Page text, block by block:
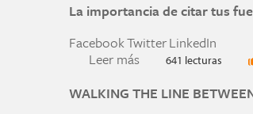
La importancia de citar tus
FacebookTwitterLinkedIn
Leer más sobre La
641 lecturas
WALKING THE LINE